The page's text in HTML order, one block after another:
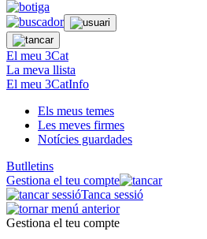
El meu 3Cat
La meva llista
El meu 3CatInfo
Els meus temes
Les meves firmes
Notícies guardades
Butlletins
Gestiona el teu compte
Tanca sessió
Gestiona el teu compte